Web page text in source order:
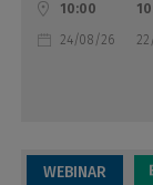
10:00
24/08/26
WEBINAR